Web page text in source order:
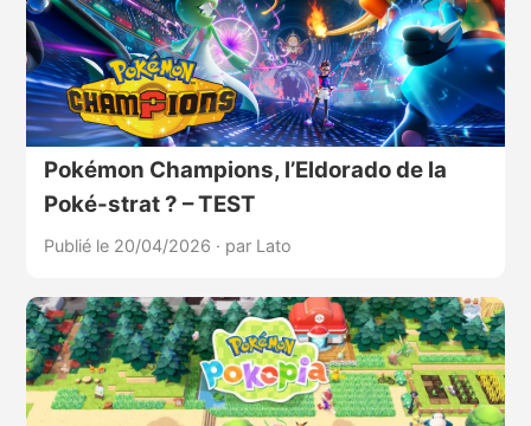
Pokémon Champions, l’Eldorado de la
Poké-strat ? – TEST
Publié le 20/04/2026 · par Lato